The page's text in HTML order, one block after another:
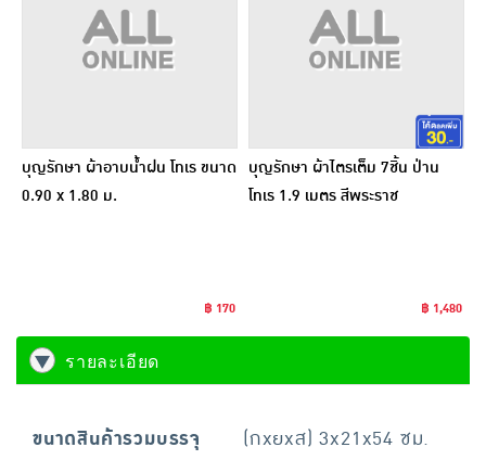
บุญรักษา ผ้าอาบน้ำฝน โทเร ขนาด
0.90 x 1.80 ม.
฿ 170
บุญรักษา ผ้าไตรเต็ม 7ชิ้น ป่าน
โทเร 1.9 เมตร สีพระราช
฿ 1,480
รายละเอียด
ขนาดสินค้ารวมบรรจุ
(กxยxส) 3x21x54 ซม.